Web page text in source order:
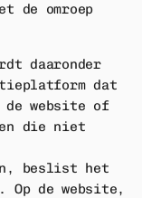
de omroep
daaronder
dat
website of
die niet
beslist het
de website,